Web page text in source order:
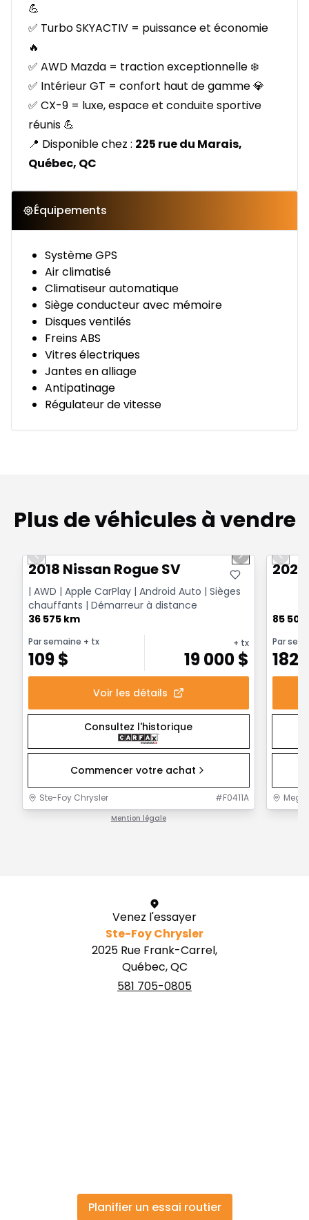
💪
✅ Turbo SKYACTIV = puissance et économie
🔥
✅ AWD Mazda = traction exceptionnelle ❄️
✅ Intérieur GT = confort haut de gamme 💎
✅ CX-9 = luxe, espace et conduite sportive
réunis 💪
📍 Disponible chez : 225 rue du Marais,
Québec, QC
Équipements
Système GPS
Air climatisé
Climatiseur automatique
Siège conducteur avec mémoire
Disques ventilés
Freins ABS
Vitres électriques
Jantes en alliage
Antipatinage
Régulateur de vitesse
Plus de véhicules à vendre
Previous slide Next slide
2018 Nissan Rogue SV
| AWD | Apple CarPlay | Android Auto | Sièges
chauffants | Démarreur à distance
36 575 km
Par semaine + tx
109$
+ tx
19 000$
Voir les détails
Consultez l'historique
Commencer votre achat
Ste-Foy Chrysler #F0411A
Mention légale
85
Par
182
Venez l'essayer
Ste-Foy Chrysler
2025 Rue Frank-Carrel,
Québec, QC
581 705-0805
Planifier un essai routier